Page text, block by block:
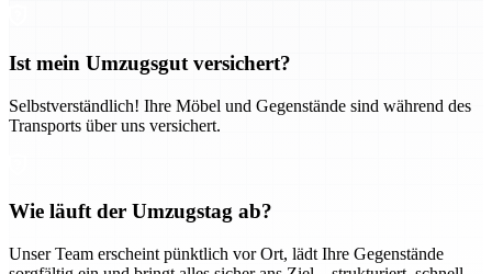
Ist mein Umzugsgut versichert?
Selbstverständlich! Ihre Möbel und Gegenstände sind während des
Transports über uns versichert.
Wie läuft der Umzugstag ab?
Unser Team erscheint pünktlich vor Ort, lädt Ihre Gegenstände